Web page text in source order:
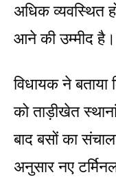
अधिक व्यवस्थित
आने की उम्मीद है।
विधायक ने बताया
को ताड़ीखेत
बाद बसों का
अनुसार नए